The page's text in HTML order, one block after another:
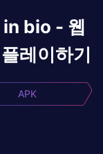
bio - 웹
플레이하기
APK